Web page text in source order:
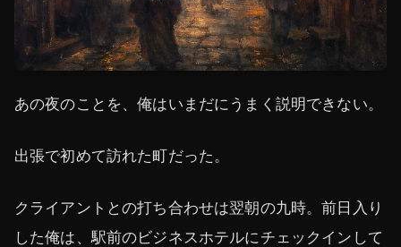
あの夜のことを、俺はいまだにうまく説明できない。
出張で初めて訪れた町だった。
クライアントとの打ち合わせは翌朝の九時。前日入り
した俺は、駅前のビジネスホテルにチェックインして